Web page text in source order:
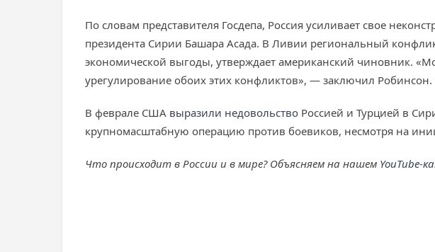
По словам представителя Госдепа, Россия усиливает свое
президента Сирии Башара Асада. В Ливии региональный
экономической выгоды, утверждает американский чиновник.
урегулирование обоих этих конфликтов», — заключил Робинсон.
В феврале США выразили недовольство Россией и Турцией в
крупномасштабную операцию против боевиков, несмотря на
Что происходит в России и в мире? Объясняем на нашем YouTube-